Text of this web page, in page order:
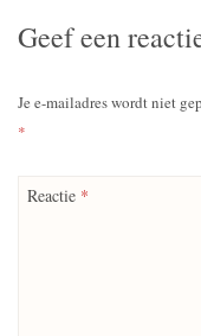
Geef een
Je e-mailadres wordt niet
*
Reactie *